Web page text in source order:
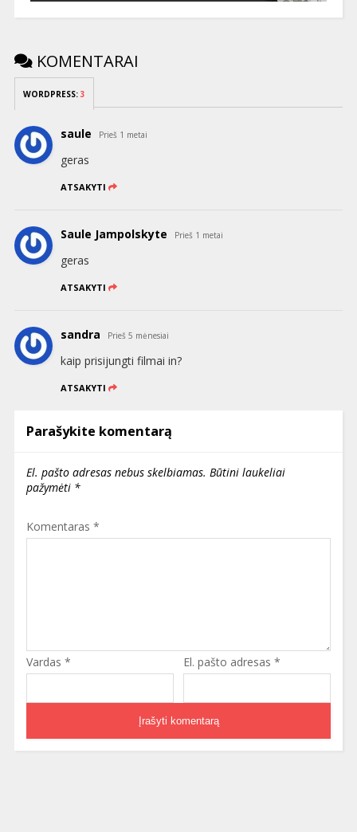
KOMENTARAI
WORDPRESS: 3
saule Prieš 1 metai
geras
ATSAKYTI
Saule Jampolskyte Prieš 1 metai
geras
ATSAKYTI
sandra Prieš 5 mėnesiai
kaip prisijungti filmai in?
ATSAKYTI
Parašykite komentarą
El. pašto adresas nebus skelbiamas. Būtini laukeliai
pažymėti *
Komentaras *
Vardas * El. pašto adresas *